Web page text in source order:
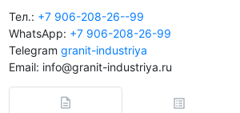
Тел.: +7 906-208-26--99
WhatsApp: +7 906-208-26-99
Telegram granit-industriya
Email: info@granit-industriya.ru